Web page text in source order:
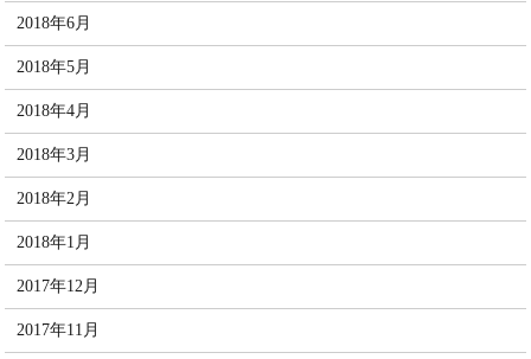
2018年6月
2018年5月
2018年4月
2018年3月
2018年2月
2018年1月
2017年12月
2017年11月